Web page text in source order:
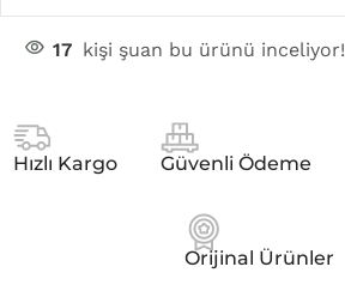
17 kişi şuan bu ürünü inceliyor!
Hızlı Kargo Güvenli Ödeme
Orijinal Ürünler